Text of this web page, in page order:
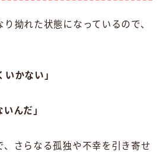
拗れた状態になっているので、
いかない」
いんだ」
、さらなる孤独や不幸を引き寄せ